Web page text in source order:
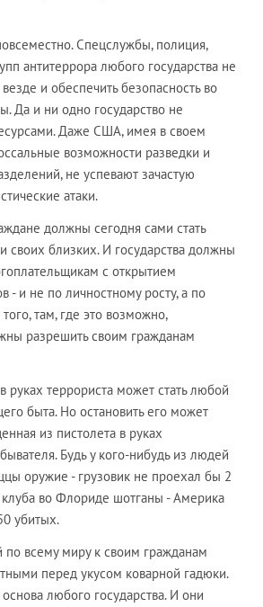
Спецслужбы, полиция,
антитеррора любого государства не
и обеспечить безопасность во
Да и ни одно государство не
Даже США, имея в своем
возможности разведки и
не успевают зачастую
атаки.
должны сегодня сами стать
своих близких. И государства должны
с открытием
- и не по личностному росту, а по
там, где это возможно,
разрешить своим гражданам
руках террориста может стать любой
быта. Но остановить его может
из пистолета в руках
Будь у кого-нибудь из людей
оружие - грузовик не проехал бы 2
во Флориде шотганы - Америка
убитых.
по всему миру к своим гражданам
перед укусом коварной гадюки.
любого государства. И они